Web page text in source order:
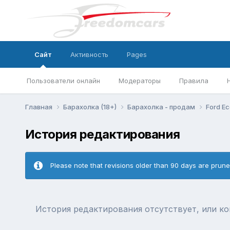
Сайт
Пользователи онлайн Модераторы Правила
Активность Pages
Главная Барахолка (18+) Барахолка - продам Ford
История редактирования
Please note that revisions older than 90 days are
История редактирования отсутствует, или